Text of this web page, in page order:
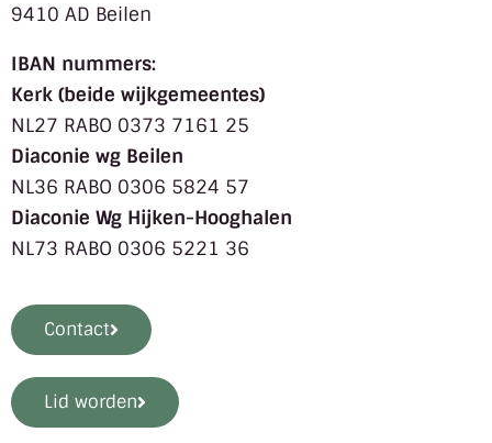
9410 AD Beilen
IBAN nummers:
Kerk (beide wijkgemeentes)
NL27 RABO 0373 7161 25
Diaconie wg Beilen
NL36 RABO 0306 5824 57
Diaconie Wg Hijken-Hooghalen
NL73 RABO 0306 5221 36
Contact
Lid worden